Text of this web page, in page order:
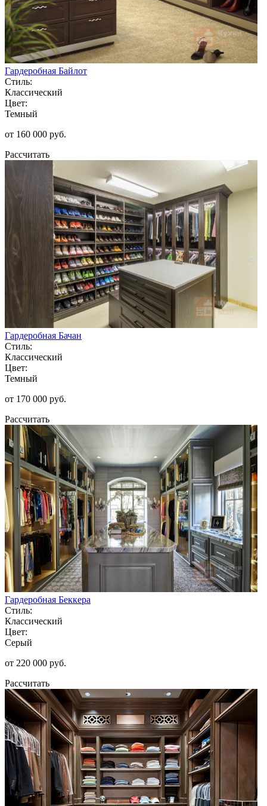
Гардеробная Байлот
Стиль:
Классический
Цвет:
Темный
от 160 000 руб.
Рассчитать
Гардеробная Бачан
Стиль:
Классический
Цвет:
Темный
от 170 000 руб.
Рассчитать
Гардеробная Беккера
Стиль:
Классический
Цвет:
Серый
от 220 000 руб.
Рассчитать